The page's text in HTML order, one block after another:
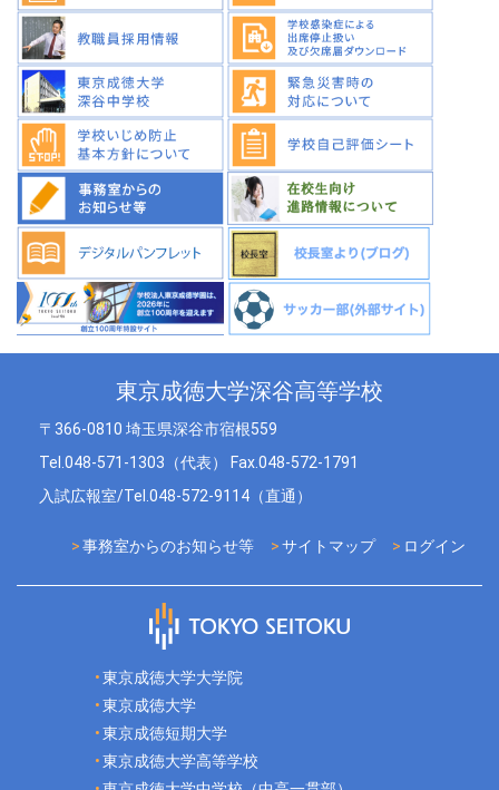
東京成徳大学深谷高等学校
〒366-0810 埼玉県深谷市宿根559
Tel.048-571-1303（代表） Fax.048-572-1791
入試広報室/Tel.048-572-9114（直通）
ログイン
サイトマップ
事務室からのお知らせ等
東京成徳大学大学院
東京成徳大学
東京成徳短期大学
東京成徳大学高等学校